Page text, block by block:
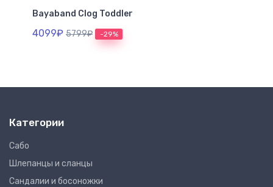
Bayaband Clog Toddler
4099₽ 5799₽ -29%
Категории
Сабо
Шлепанцы и сланцы
Сандалии и босоножки